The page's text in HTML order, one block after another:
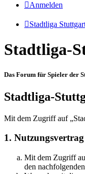
Anmelden
Stadtliga
Stadtliga-
Das Forum für Spieler der
Stadtliga-
Mit dem Zugriff auf
1. Nutzungsvertrag
Mit dem Zugriff
den